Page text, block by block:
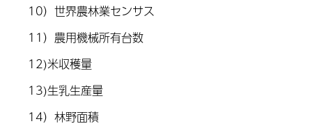
10）世界農林業センサス
11）農用機械所有台数
12)米収穫量
13)生乳生産量
14）林野面積